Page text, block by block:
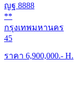
ญฐ 8888
**
กรุงเทพมหานคร
45
ราคา 6,900,000.- H.